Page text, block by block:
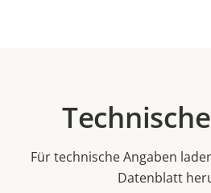
Für technische Angaben
Datenblatt